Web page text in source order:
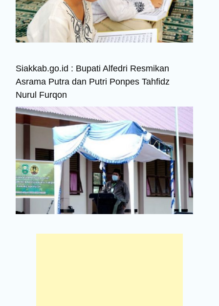
Siakkab.go.id : Bupati Alfedri Resmikan
Asrama Putra dan Putri Ponpes Tahfidz
Nurul Furqon